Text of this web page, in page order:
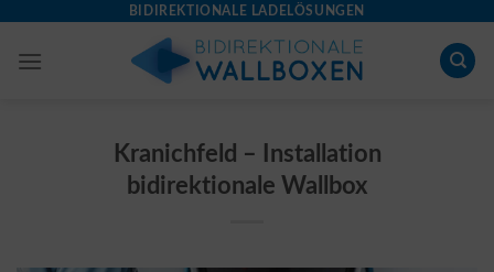
content
BIDIREKTIONALE LADELÖSUNGEN
Kranichfeld – Installation
bidirektionale Wallbox